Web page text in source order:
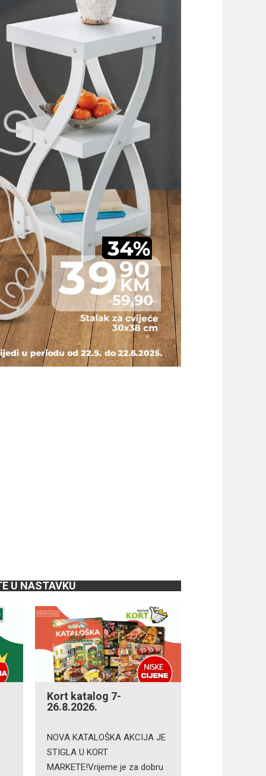
U NASTAVKU
Kort katalog 7-
26.8.2026.
NOVA KATALOŠKA AKCIJA JE
STIGLA U KORT
MARKETE!Vrijeme je za dobru